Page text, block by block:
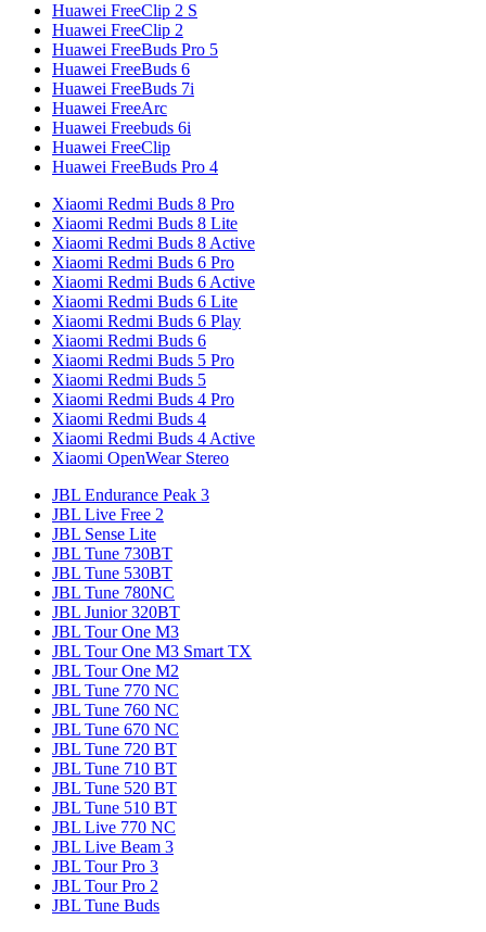
Huawei FreeClip 2 S
Huawei FreeClip 2
Huawei FreeBuds Pro 5
Huawei FreeBuds 6
Huawei FreeBuds 7i
Huawei FreeArc
Huawei Freebuds 6i
Huawei FreeClip
Huawei FreeBuds Pro 4
Xiaomi Redmi Buds 8 Pro
Xiaomi Redmi Buds 8 Lite
Xiaomi Redmi Buds 8 Active
Xiaomi Redmi Buds 6 Pro
Xiaomi Redmi Buds 6 Active
Xiaomi Redmi Buds 6 Lite
Xiaomi Redmi Buds 6 Play
Xiaomi Redmi Buds 6
Xiaomi Redmi Buds 5 Pro
Xiaomi Redmi Buds 5
Xiaomi Redmi Buds 4 Pro
Xiaomi Redmi Buds 4
Xiaomi Redmi Buds 4 Active
Xiaomi OpenWear Stereo
JBL Endurance Peak 3
JBL Live Free 2
JBL Sense Lite
JBL Tune 730BT
JBL Tune 530BT
JBL Tune 780NC
JBL Junior 320BT
JBL Tour One M3
JBL Tour One M3 Smart TX
JBL Tour One M2
JBL Tune 770 NC
JBL Tune 760 NC
JBL Tune 670 NC
JBL Tune 720 BT
JBL Tune 710 BT
JBL Tune 520 BT
JBL Tune 510 BT
JBL Live 770 NC
JBL Live Beam 3
JBL Tour Pro 3
JBL Tour Pro 2
JBL Tune Buds